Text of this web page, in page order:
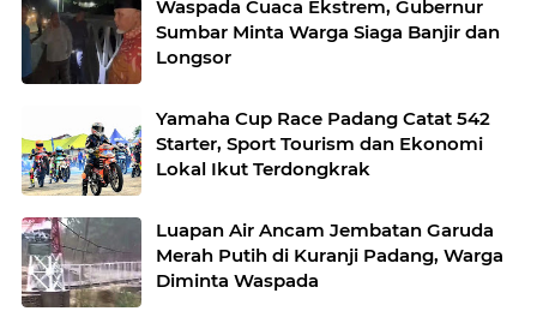
Waspada Cuaca Ekstrem, Gubernur
Sumbar Minta Warga Siaga Banjir dan
Longsor
Yamaha Cup Race Padang Catat 542
Starter, Sport Tourism dan Ekonomi
Lokal Ikut Terdongkrak
Luapan Air Ancam Jembatan Garuda
Merah Putih di Kuranji Padang, Warga
Diminta Waspada